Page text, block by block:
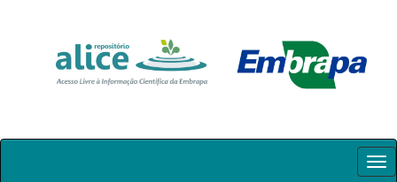
Skip